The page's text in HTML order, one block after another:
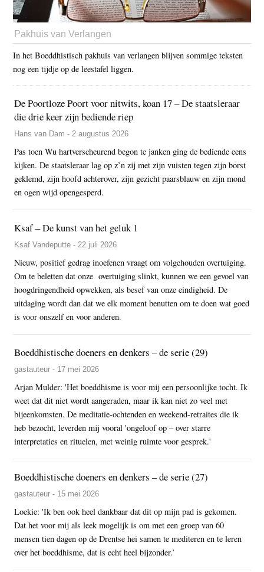
Pakhuis van Verlangen
In het Boeddhistisch pakhuis van verlangen blijven sommige teksten
nog een tijdje op de leestafel liggen.
De Poortloze Poort voor nitwits, koan 17 – De staatsleraar
die drie keer zijn bediende riep
Hans van Dam - 2 augustus 2026
Pas toen Wu hartverscheurend begon te janken ging de bediende eens
kijken. De staatsleraar lag op z’n zij met zijn vuisten tegen zijn borst
geklemd, zijn hoofd achterover, zijn gezicht paarsblauw en zijn mond
en ogen wijd opengesperd.
Ksaf – De kunst van het geluk 1
Ksaf Vandeputte - 22 juli 2026
Nieuw, positief gedrag inoefenen vraagt om volgehouden overtuiging.
Om te beletten dat onze overtuiging slinkt, kunnen we een gevoel van
hoogdringendheid opwekken, als besef van onze eindigheid. De
uitdaging wordt dan dat we elk moment benutten om te doen wat goed
is voor onszelf en voor anderen.
Boeddhistische doeners en denkers – de serie (29)
gastauteur - 17 mei 2026
Arjan Mulder: 'Het boeddhisme is voor mij een persoonlijke tocht. Ik
weet dat dit niet wordt aangeraden, maar ik kan niet zo veel met
bijeenkomsten. De meditatie-ochtenden en weekend-retraites die ik
heb bezocht, leverden mij vooral 'ongeloof op – over starre
interpretaties en rituelen, met weinig ruimte voor gesprek.'
Boeddhistische doeners en denkers – de serie (27)
gastauteur - 15 mei 2026
Loekie: 'Ik ben ook heel dankbaar dat dit op mijn pad is gekomen.
Dat het voor mij als leek mogelijk is om met een groep van 60
mensen tien dagen op de Drentse hei samen te mediteren en te leren
over het boeddhisme, dat is echt heel bijzonder.’